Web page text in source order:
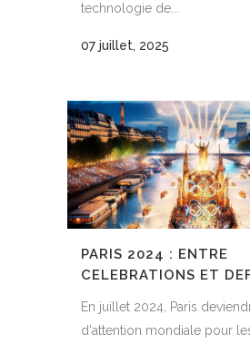
technologie de...
07 juillet, 2025
PARIS 2024 : ENTRE
CELEBRATIONS ET
En juillet 2024, Paris
d'attention mondiale pour